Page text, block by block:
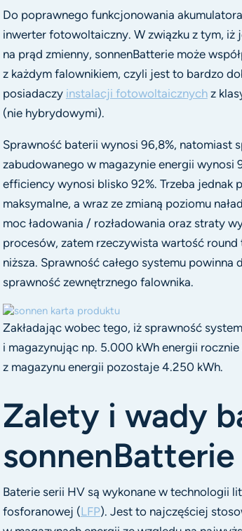
Do poprawnego funkcjonowania
inwerter fotowoltaiczny. W związku z tym, iż
na prąd zmienny, sonnenBatterie może
z każdym falownikiem, czyli jest to bardzo
posiadaczy instalacji fotowoltaicznychz
(nie hybrydowymi).
Sprawność baterii wynosi 96,8%, natomiast
zabudowanego w magazynie energii wynosi
efficiency wynosi blisko 92%. Trzeba jednak
maksymalne, a wraz ze zmianą poziomu
moc ładowania / rozładowania oraz straty
procesów, zatem rzeczywista wartość
niższa. Sprawność całego systemu
sprawność zewnętrznego falownika.
Zakładając wobec tego, iż sprawność
i magazynując np. 5.000 kWh energii
z magazynu energii pozostaje 4.250 kWh.
Zalety i wady
sonnenBatterie
Baterie serii HV są wykonane w technologii
fosforanowej (LFP). Jest to najczęściej